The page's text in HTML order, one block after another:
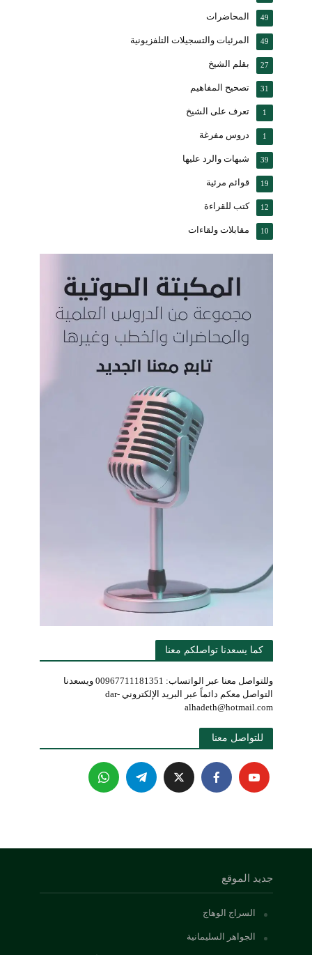
المحاضرات 49
المرئيات والتسجيلات التلفزيونية 49
بقلم الشيخ 27
تصحيح المفاهيم 31
تعرف على الشيخ 1
دروس مفرغة 1
شبهات والرد عليها 39
قوائم مرئية 19
كتب للقراءة 12
مقابلات ولقاءات 10
كما يسعدنا تواصلكم معنا
وللتواصل معنا عبر الواتساب: 00967711181351 ويسعدنا
التواصل معكم دائماً عبر البريد الإلكتروني dar-
alhadeth@hotmail.com
للتواصل معنا
جديد الموقع
السراج الوهاج
الجواهر السليمانية